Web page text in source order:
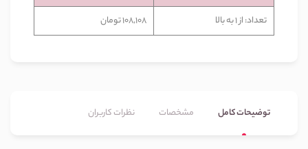
تعداد: از 1 به بالا
108,108 تومان
توضیحات کامل مشخصات نظرات کاربران